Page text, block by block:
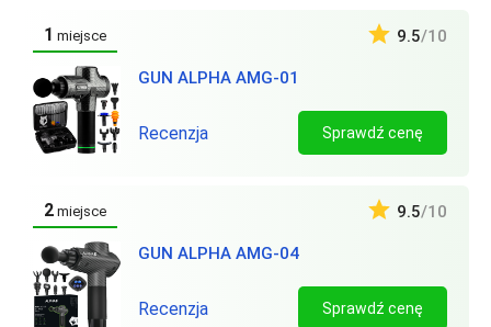
1 miejsce
GUN ALPHA AMG-01
9.5/10
Recenzja Sprawdź cenę
2 miejsce
GUN ALPHA AMG-04
9.5/10
Recenzja Sprawdź cenę